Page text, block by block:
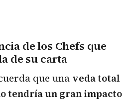
de los Chefs que
de su carta
que una veda total
tendría un gran impacto